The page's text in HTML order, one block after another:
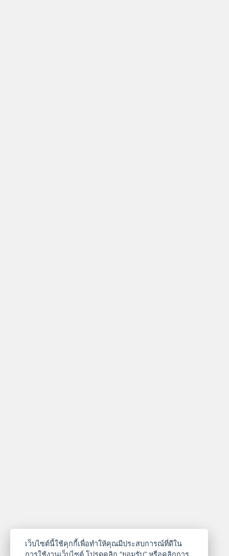
เว็บไซต์นี้ใช้คุกกี้เพื่อทำให้คุณมีประสบการณ์ที่ดีใน
การใช้งานเว็บไซต์ โปรดคลิก “ยอมรับ” หรือคลิกการ